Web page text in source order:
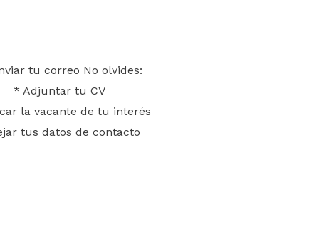
tu correo No olvides:
* Adjuntar tu CV
la vacante de tu interés
tus datos de contacto